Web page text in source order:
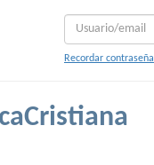
Recordar contraseña